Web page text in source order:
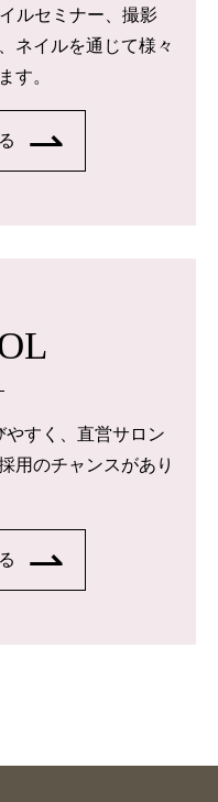
ルセミナー、撮影
ネイルを通じて様々
す。
すく、直営サロン
用のチャンスがあり